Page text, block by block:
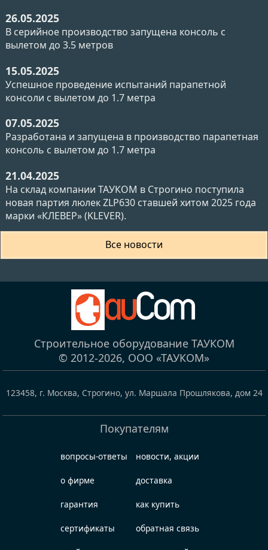
26.05.2025
В серийное производство запущена консоль с
вылетом до 3.5 метров
15.05.2025
Успешное проведение испытаний парапетной
консоли с вылетом до 1.7 метра
07.05.2025
Разработана и запущена в производство парапетная
консоль с вылетом до 1.7 метра
21.04.2025
На склад компании ТАУКОМ в Строгино поступила
новая партия люлек ZLP630 ставшей хитом 2025 года
марки «КЛЕВЕР» (KLEVER).
Все новости
Строительное оборудование ТАУКОМ
© 2012-2026, ООО «ТАУКОМ»
123458, г. Москва, Строгино, ул. Маршала Прошлякова, дом 24
Покупателям
вопросы-ответы
о фирме
гарантия
сертификаты
новости, акции
доставка
как купить
обратная связь